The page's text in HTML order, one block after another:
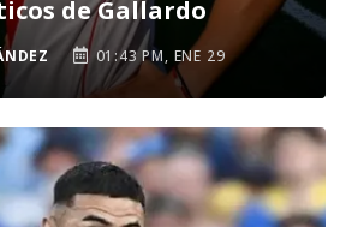
de Gallardo
01:43 PM, ENE 29